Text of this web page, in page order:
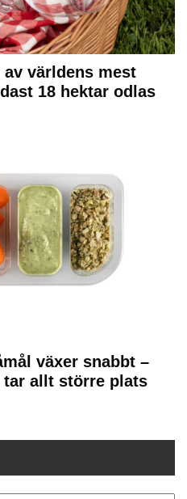
världens mest
18 hektar odlas
växer snabbt –
allt större plats